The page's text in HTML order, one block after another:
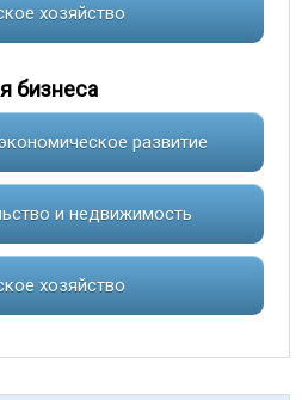
хозяйство
бизнеса
развитие
и недвижимость
хозяйство